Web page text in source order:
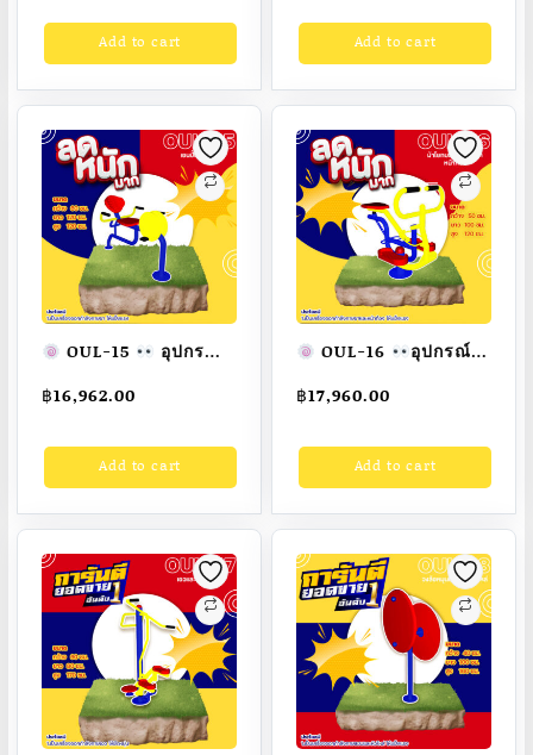
กลางแจ้งผู้ใหญ่
Fofansendai
ทำ
สีสวย
สั่งทำ 7-15 วัน
Add to cart
กลางแจ้งผู้ใหญ่
Fofansendai
ทำ
สีสวย
สั่งทำ 7-15 วัน
Add to cart
OUL-15
อุปกรณ์
ออกกำลังกายกลางแจ้ง
ผู้ใหญ่
ขนาด
60x120x120cm.
สวย
สั่งทำ 7-15 วัน
฿16,962.00
Add to cart
OUL-16
อุปกรณ์
หน้าท้อง เครื่องออก
กำลังกายกลางแจ้ง
ขนาด
Fofansendai
ทำสี
สวย
สั่งทำ 7-15 วัน
฿17,960.00
Add to cart